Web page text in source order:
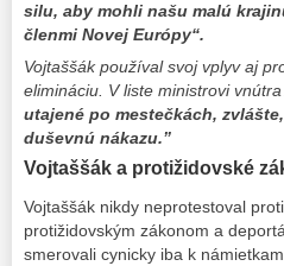
silu, aby mohli našu malú
členmi Novej Európy“.
Vojtaššák používal svoj vplyv aj
elimináciu. V liste ministrovi
utajené po mestečkách,
duševnú nákazu.”
Vojtaššák a protižidovské
Vojtaššák nikdy neprotestoval
protižidovským zákonom a
smerovali cynicky iba k